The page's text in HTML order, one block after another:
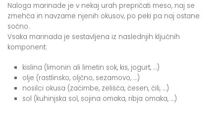
Naloga marinade je v nekaj urah prepričati meso, naj se
zmehča in navzame njenih okusov, po peki pa naj ostane
sočno.
Vsaka marinada je sestavljena iz naslednjih ključnih
komponent:
kislina (limonin ali limetin sok, kis, jogurt, …)
olje (rastlinsko, oljčno, sezamovo, …)
nosilci okusa (začimbe, zelišča, česen, čili, …)
sol (kuhinjska sol, sojina omaka, ribja omaka, …)